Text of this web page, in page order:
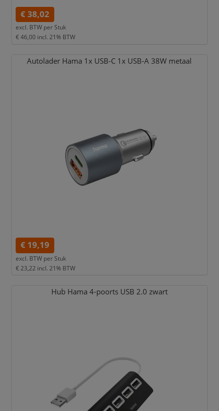
€ 38,02
excl. BTW per Stuk
€ 46,00 incl. 21% BTW
Autolader Hama 1x USB-C 1x USB-A 38W metaal
€ 19,19
excl. BTW per Stuk
€ 23,22 incl. 21% BTW
Hub Hama 4-poorts USB 2.0 zwart